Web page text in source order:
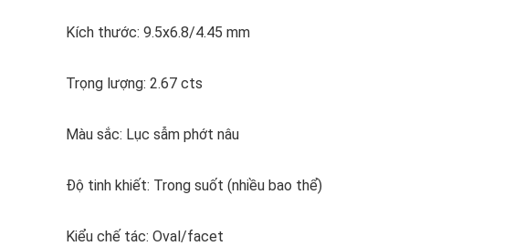
Kích thước: 9.5x6.8/4.45 mm
Trọng lượng: 2.67 cts
Màu sắc: Lục sẫm phớt nâu
Độ tinh khiết: Trong suốt (nhiều bao thể)
Kiểu chế tác: Oval/facet